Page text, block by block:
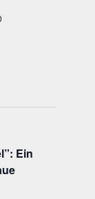
Ein